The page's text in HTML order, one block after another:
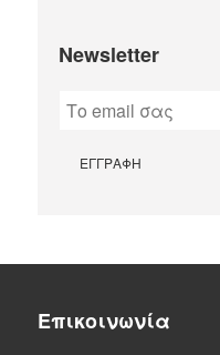
Newsletter
Επικοινωνία